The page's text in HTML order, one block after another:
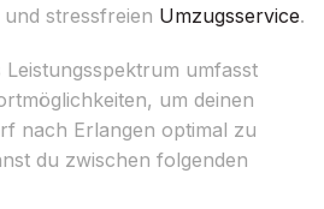
stressfreien Umzugsservice.
umfasst
um deinen
nach Erlangen optimal zu
du zwischen folgenden